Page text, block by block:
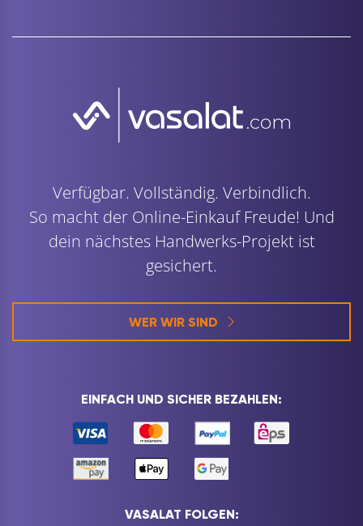
Verfügbar. Vollständig. Verbindlich.
So macht der Online-Einkauf Freude! Und
dein nächstes Handwerks-Projekt ist
gesichert.
WER WIR SIND
EINFACH UND SICHER BEZAHLEN:
VASALAT FOLGEN: